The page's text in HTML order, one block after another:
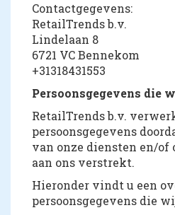
Contactgegevens:
RetailTrends b.v.
Lindelaan 8
6721 VC Bennekom
+31318431553
Persoonsgegevens die
RetailTrends b.v.
persoonsgegevens
van onze diensten en/of
aan ons verstrekt.
Hieronder vindt u een
persoonsgegevens die